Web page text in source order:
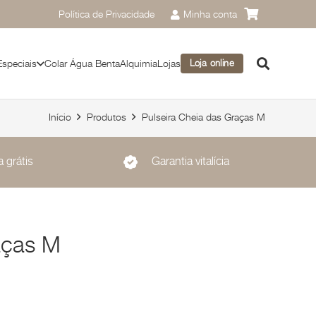
Política de Privacidade Minha conta
Colar Água BentaAlquimiaLojas Loja online
Início Produtos Pulseira Cheia das Graças M
grátis Garantia vitalícia
M